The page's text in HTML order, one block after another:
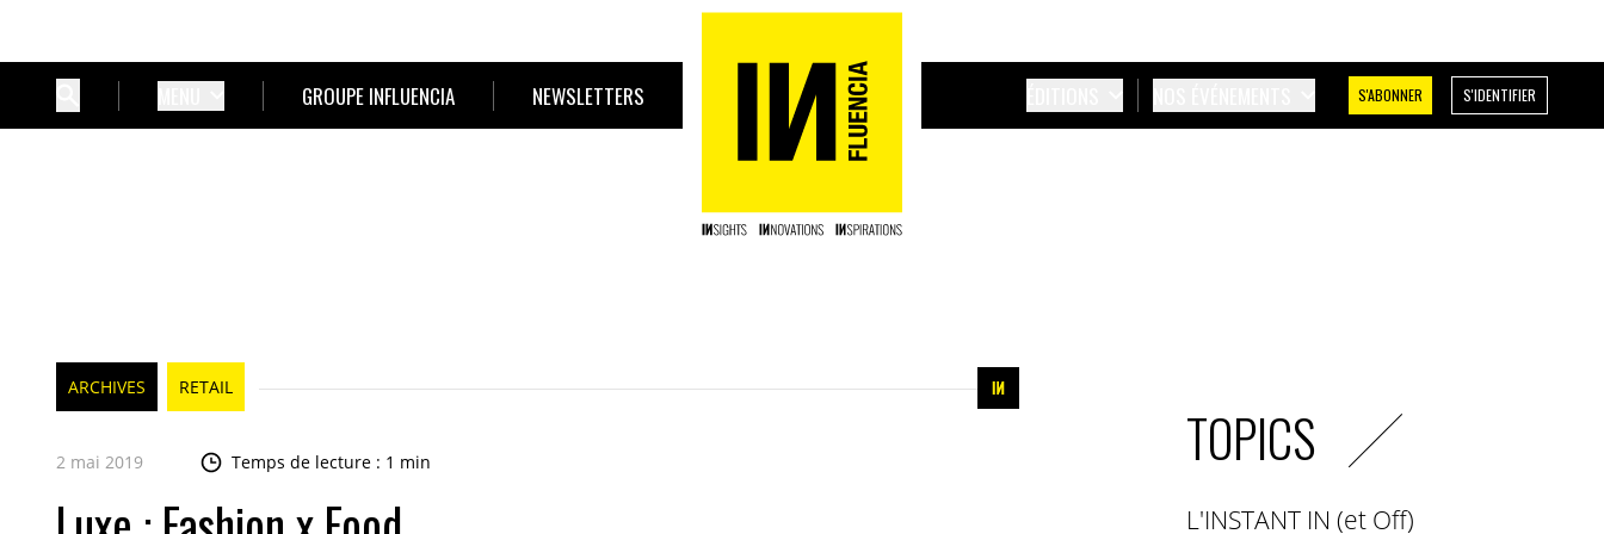
GROUPE INFLUENCIA NEWSLETTERS S'ABONNER S'IDENTIFIER
ARCHIVES RETAIL
2 mai 2019 Temps de lecture : 1 min TOPICS
L'INSTANT IN (et Off)